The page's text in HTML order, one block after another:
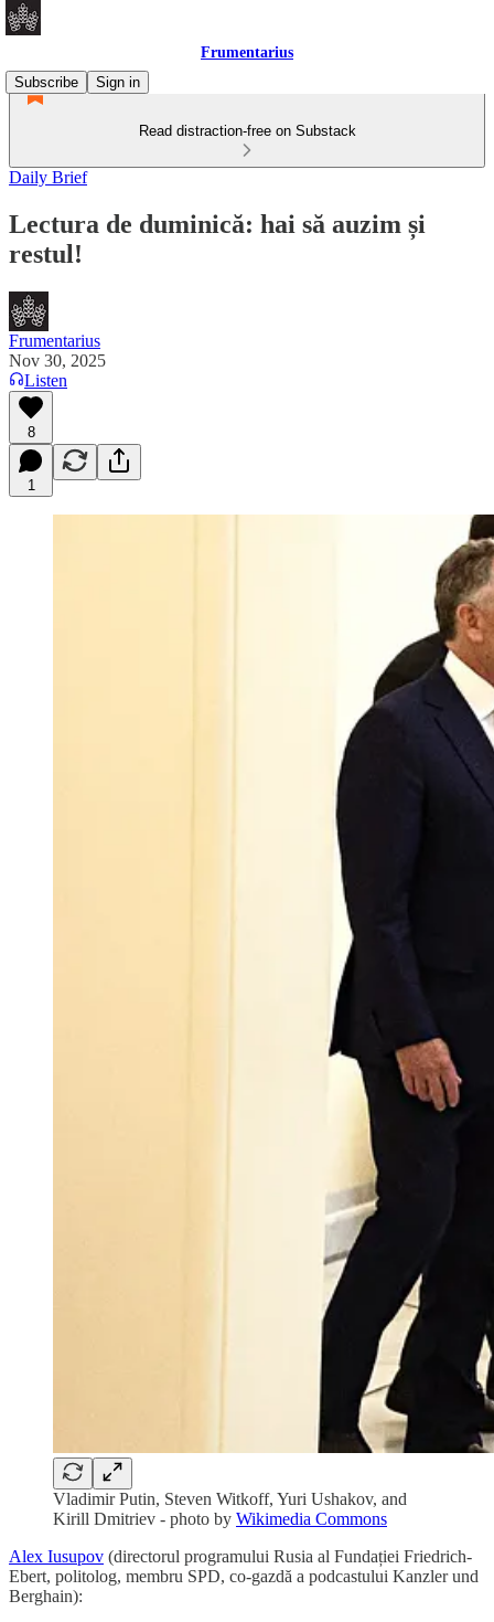
Frumentarius
Subscribe
Sign in
Read distraction-free on Substack
Daily Brief
Lectura de duminică: hai să auzim și
restul!
Frumentarius
Nov 30, 2025
Listen
8
1
Vladimir Putin, Steven Witkoff, Yuri Ushakov, and
Kirill Dmitriev - photo by Wikimedia Commons
Alex Iusupov (directorul programului Rusia al Fundației Friedrich-
Ebert, politolog, membru SPD, co-gazdă a podcastului Kanzler und
Berghain):